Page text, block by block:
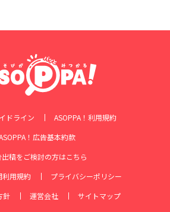
ドライン
ASOPPA！利用規約
！広告基本約款
出稿をご検討の方はこちら
用規約
プライバシーポリシー
針
運営会社 サイトマップ